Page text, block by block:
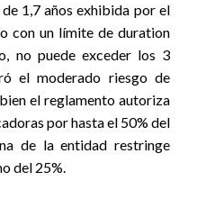
1,7 años exhibida por el
con un límite de duration
no puede exceder los 3
el moderado riesgo de
el reglamento autoriza
por hasta el 50% del
de la entidad restringe
del 25%.